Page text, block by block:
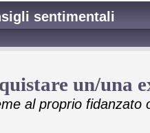
sentimentali
un/una
al proprio fidanzato